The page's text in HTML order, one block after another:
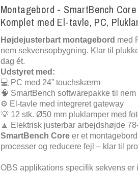
Montagebord - SmartBench
Komplet med El-tavle, PC,
Højdejusterbart montagebord med
nem sekvensopbygning. Klar til
dag ét.
Udstyret med:
💻 PC med 24” touchskærm
🧠 SmartBench softwarepakke til
⚙️ El-tavle med integreret gateway
💡 12 stk. Ø50 mm pluklamper med
🔼 Elektrisk justerbar arbejdshøjde
SmartBench Coreer et
processer og reducere fejl – klar til
OBS applikations specifik sekvens er